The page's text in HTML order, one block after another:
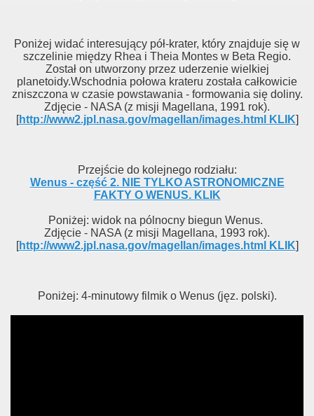
Poniżej widać interesujący pół-krater, który znajduje się w
szczelinie między Rhea i Theia Montes w Beta Regio.
Został on utworzony przez uderzenie wielkiej
planetoidy.Wschodnia połowa krateru została całkowicie
zniszczona w czasie powstawania - formowania się doliny.
Zdjęcie - NASA (z misji Magellana, 1991 rok).
[http://www2.jpl.nasa.gov/magellan/images.html KLIK]
Przejście do kolejnego rodziału:
Wenus - część 2. NIE TYLKO ASTRONOMICZNE
FAKTY O WENUS. KLIK
Poniżej: widok na pólnocny biegun Wenus.
Zdjęcie - NASA (z misji Magellana, 1993 rok).
[http://www2.jpl.nasa.gov/magellan/images.html KLIK]
Poniżej: 4-minutowy filmik o Wenus (jęz. polski).